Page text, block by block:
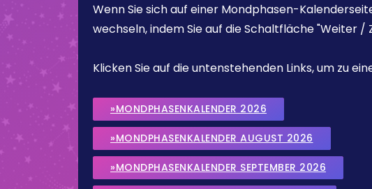
Wenn Sie sich auf einer Mondphasen-
wechseln, indem Sie auf die Schaltfläche "Weiter
Klicken Sie auf die untenstehenden Links, um zu
»MONDPHASENKALENDER 2026
»MONDPHASENKALENDER AUGUST 2026
»MONDPHASENKALENDER SEPTEMBER 2026